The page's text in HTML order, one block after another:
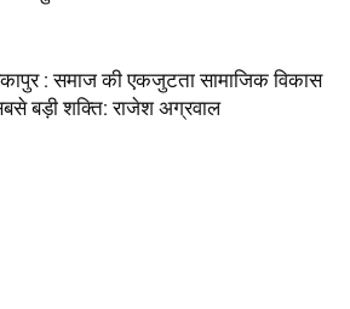
: समाज की एकजुटता सामाजिक विकास
बड़ी शक्ति: राजेश अग्रवाल